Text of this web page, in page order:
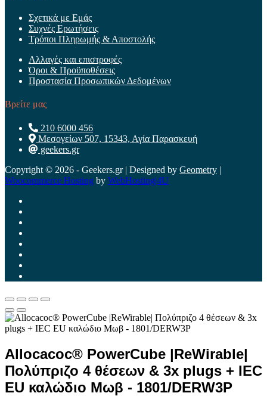
Σχετικά με Εμάς
Συχνές Ερωτήσεις
Τρόποι Πληρωμής & Αποστολής
Αλλαγές και επιστροφές
Όροι & Προϋποθέσεις
Προστασία Προσωπικών Δεδομένων
Βρείτε μας
210 6000 456
Μεσογείων 507, 15343, Αγία Παρασκευή
geekers.gr
Copyright © 2026 - Geekers.gr | Designed by Geometry |
Woocommerce Hosting by WebHosting|4U
Allocacoc® PowerCube |ReWirable|
Πολύπριζο 4 θέσεων & 3x plugs + IEC
EU καλώδιο Μωβ - 1801/DERW3P